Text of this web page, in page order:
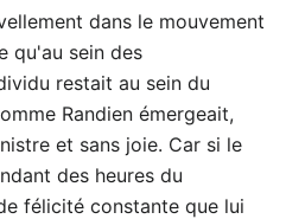
dans le mouvement
qu'au sein des
restait au sein du
Randien émergeait,
et sans joie. Car si le
des heures du
félicité constante que lui